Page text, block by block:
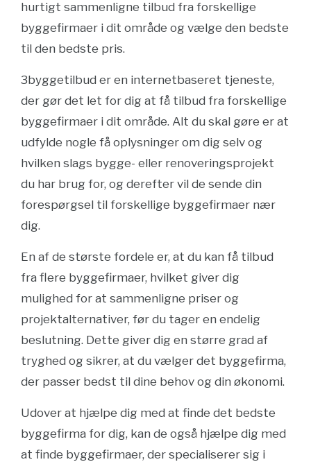
hurtigt sammenligne tilbud fra forskellige
byggefirmaer i dit område og vælge den bedste
til den bedste pris.
3byggetilbud er en internetbaseret tjeneste,
der gør det let for dig at få tilbud fra forskellige
byggefirmaer i dit område. Alt du skal gøre er at
udfylde nogle få oplysninger om dig selv og
hvilken slags bygge- eller renoveringsprojekt
du har brug for, og derefter vil de sende din
forespørgsel til forskellige byggefirmaer nær
dig.
En af de største fordele er, at du kan få tilbud
fra flere byggefirmaer, hvilket giver dig
mulighed for at sammenligne priser og
projektalternativer, før du tager en endelig
beslutning. Dette giver dig en større grad af
tryghed og sikrer, at du vælger det byggefirma,
der passer bedst til dine behov og din økonomi.
Udover at hjælpe dig med at finde det bedste
byggefirma for dig, kan de også hjælpe dig med
at finde byggefirmaer, der specialiserer sig i